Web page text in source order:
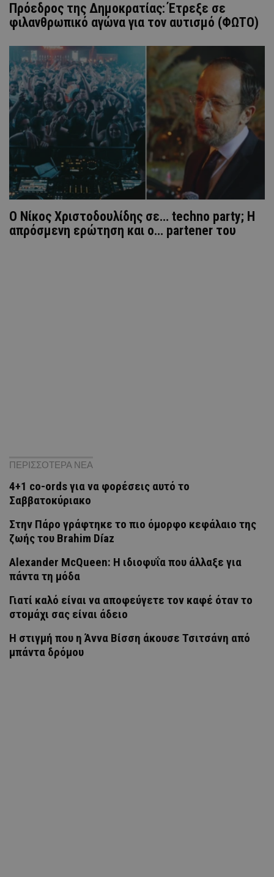
Πρόεδρος της Δημοκρατίας: Έτρεξε σε
φιλανθρωπικό αγώνα για τον αυτισμό (ΦΩΤΟ)
Ο Νίκος Χριστοδουλίδης σε… techno party; Η
απρόσμενη ερώτηση και ο… partener του
ΠΕΡΙΣΣΟΤΕΡΑ ΝΕΑ
4+1 co-ords για να φορέσεις αυτό το
Σαββατοκύριακο
Στην Πάρο γράφτηκε το πιο όμορφο κεφάλαιο της
ζωής του Brahim Díaz
Alexander McQueen: Η ιδιοφυΐα που άλλαξε για
πάντα τη μόδα
Γιατί καλό είναι να αποφεύγετε τον καφέ όταν το
στομάχι σας είναι άδειο
H στιγμή που η Άννα Βίσση άκουσε Τσιτσάνη από
μπάντα δρόμου